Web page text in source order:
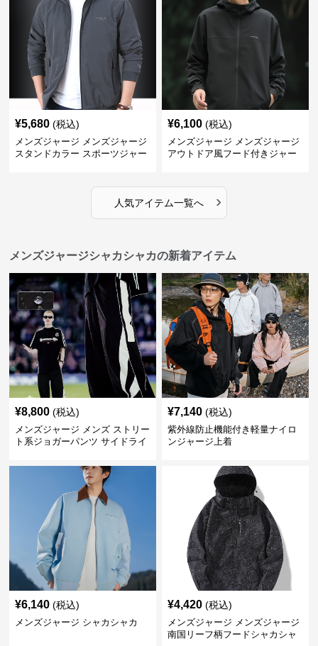
¥5,680 (税込)
メンズジャージ メンズジャージ
スタンドカラー スポーツジャー
¥6,100 (税込)
メンズジャージ メンズジャージ
アウトドア風フード付きジャー
人気アイテム一覧へ ›
メンズジャージシャカシャカの新着アイテム
¥8,800 (税込)
メンズジャージ メンズ ストリー
ト系ジョガーパンツ サイドライ
¥7,140 (税込)
紫外線防止機能付き軽量ナイロ
ンジャージ上着
¥6,140 (税込)
メンズジャージ シャカシャカ
¥4,420 (税込)
メンズジャージ メンズジャージ
南国リーフ柄フードシャカシャ